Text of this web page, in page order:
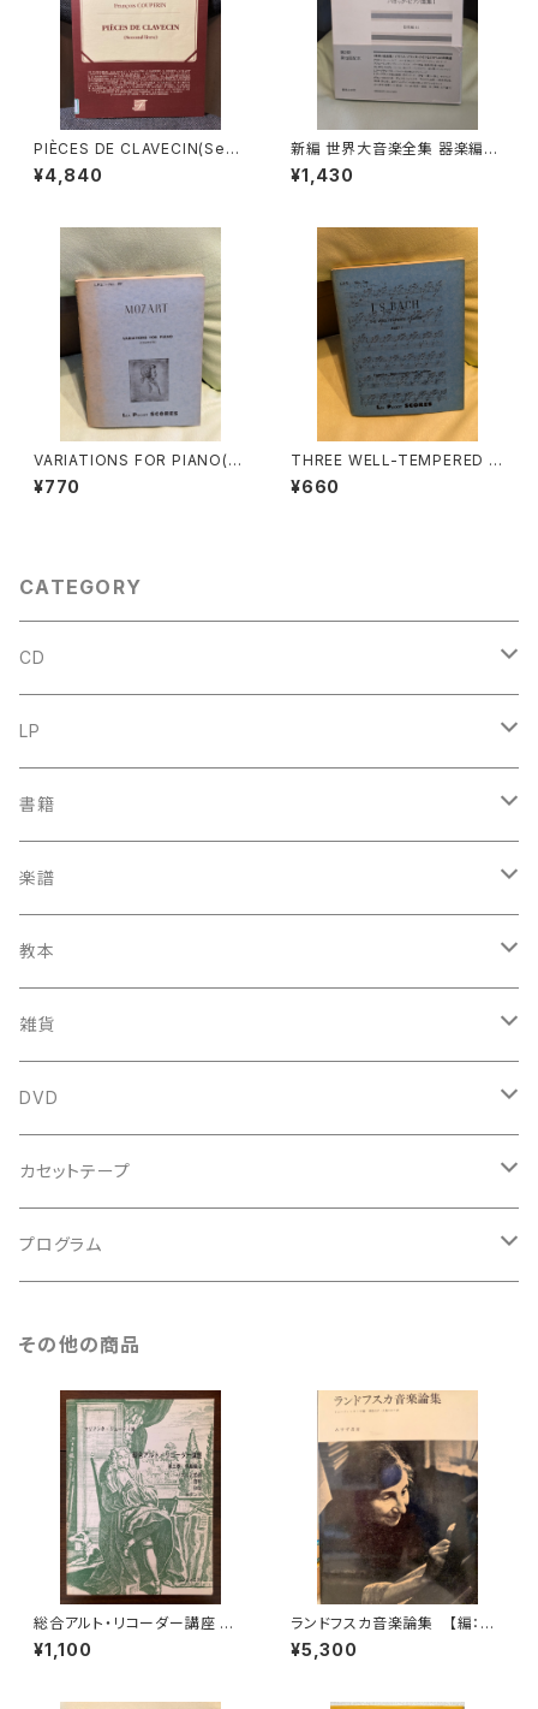
PIÈCES DE CLAVECIN(Seco
nd livre)【著者：François CO
UPERIN】出版社：EDITIONS
¥4,840
新編 世界大音楽全集 器楽編4
4 バロック・ピアノ曲集Ⅰ【編集：
浅香淳】出版社：音楽之友社 19
¥1,430
VARIATIONS FOR PIANO(C
OMPLETE)【著者：MOZART】
出版社：LEA POCKET SCOR
¥770
THREE WELL-TEMPERED C
LAVIER PART 1【著者：J.S.BA
CH】出版社：LEA POCKET SC
¥660
CATEGORY
CD
古楽
中古CD
鍋島元子関連CD
古楽以外
中古CD
LP
古楽
中古LP
鍋島元子関連LP
古楽以外
中古LP
書籍
古楽関係
中古本
新古本
古楽以外
中古本
中古本
楽譜
古楽関係
スコア
鍵盤用
古楽以外
スコア
教本
古楽関係
古楽以外
雑貨
トートバッグ
バロック
ルネサンス
DVD
古楽
古楽以外
カセットテープ
古楽
プログラム
古楽以外
その他の商品
総合アルト・リコーダー講座 第3
巻 中級編2 リズムと拍節 音程
和音 カデンツ【著者：マリアン
¥1,100
ランドフスカ音楽論集 【編：ド
ニーズ・レストウ編 共訳：鍋島
元子・大島かおり】 出版社：み
¥5,300